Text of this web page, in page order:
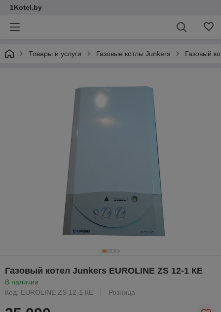
1Kotel.by
Товары и услуги Газовые котлы Junkers Газовый
Газовый котел Junkers EUROLINE ZS 12-1 КE
В наличии
Код: EUROLINE ZS 12-1 КE
Розница